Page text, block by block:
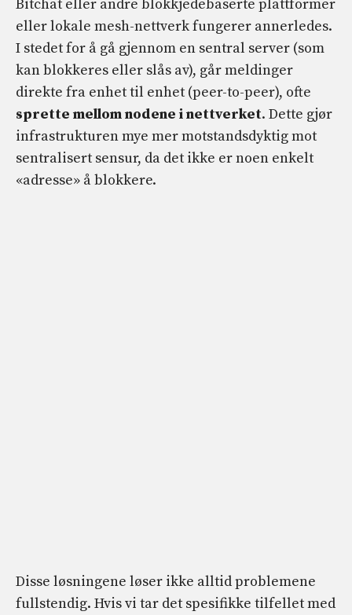
Bitchat eller andre blokkjedebaserte plattformer
eller lokale mesh-nettverk fungerer annerledes.
I stedet for å gå gjennom en sentral server (som
kan blokkeres eller slås av), går meldinger
direkte fra enhet til enhet (peer-to-peer), ofte
sprette mellom nodene i nettverket. Dette gjør
infrastrukturen mye mer motstandsdyktig mot
sentralisert sensur, da det ikke er noen enkelt
«adresse» å blokkere.
Disse løsningene løser ikke alltid problemene
fullstendig. Hvis vi tar det spesifikke tilfellet med